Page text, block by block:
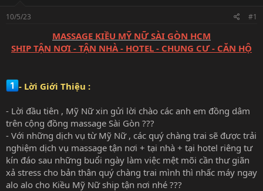
s
t
r
t
10/5/23 #1
MASSAGE KIỀU MỸ NỮ SÀI GÒN HCM
SHIP TẬN NƠI - TẬN NHÀ - HOTEL - CHUNG CƯ - CĂN HỘ
- Lời Giới Thiệu :
- Lời đầu tiên , Mỹ Nữ xin gửi lời chào các anh em đồng dâm
trên cộng đồng massage Sài Gòn ???
- Với những dịch vụ từ Mỹ Nữ , các quý chàng trai sẽ được trải
nghiệm dịch vụ massage tận nơi + tại nhà + tại hotel riêng tư
kín đáo sau những buổi ngày làm việc mệt mõi cần thư giãn
xả stress cho bản thân quý chàng trai mình thì nhấc máy ngay
alo alo cho Kiều Mỹ Nữ ship tận nơi nhé ???